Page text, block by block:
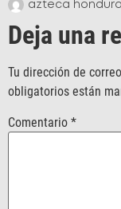
azteca
Deja una
Tu dirección de
obligatorios están
Comentario *